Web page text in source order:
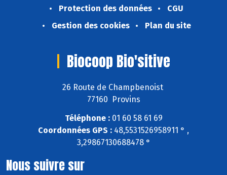
Protection des données
CGU
Gestion des cookies
Plan du site
Biocoop Bio'sitive
26 Route de Champbenoist
77160 Provins
Téléphone :01 60 58 61 69
Coordonnées GPS : 48,5531526958911 ° ,
3,29867130688478 °
Nous suivre sur